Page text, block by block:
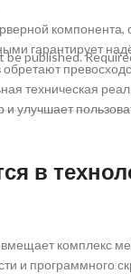
компонента,
гарантирует
техническая
и улучшает
в
комплекс
и программного
be published.